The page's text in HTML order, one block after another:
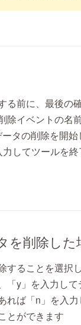
る前に、最後の
除イベントの名
ータの削除を開
してツールを
を削除した
することを選択
「y」を入力し
れば「n」を入
とができます